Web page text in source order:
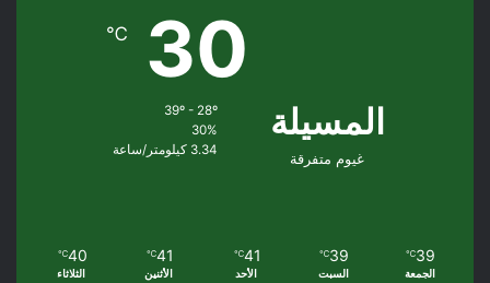
المسيلة
غيوم متفرقة
30
℃
39º - 28º
30%
3.34 كيلومتر/ساعة
39
℃
الجمعة
39
℃
السبت
41
℃
الأحد
41
℃
الأثنين
40
℃
الثلاثاء